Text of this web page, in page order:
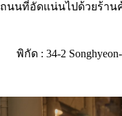
ถนนที่อัดแน่นไปด้วยร้าน
พิกัด : 34-2